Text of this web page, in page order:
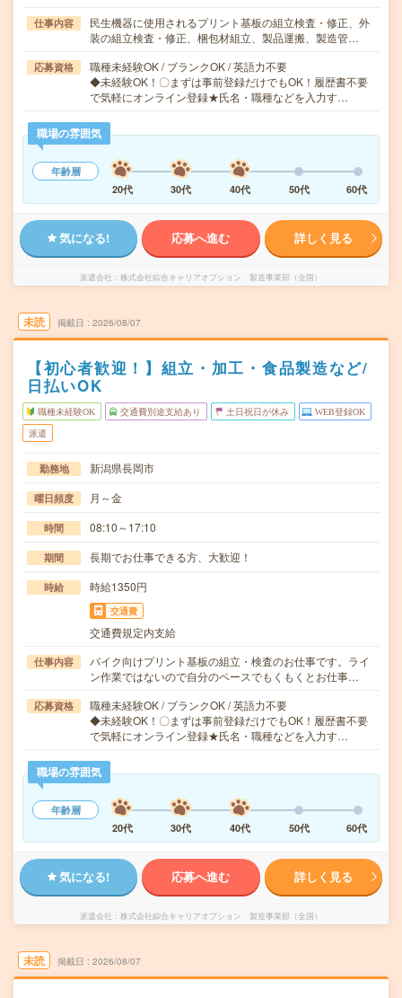
仕事内容
民生機器に使用されるプリント基板の組立検査・修正、外
装の組立検査・修正、梱包材組立、製品運搬、製造管…
応募資格
職種未経験OK / ブランクOK / 英語力不要
◆未経験OK！〇まずは事前登録だけでもOK！履歴書不要
で気軽にオンライン登録★氏名・職種などを入力す…
職場の雰囲気
年齢層
20代
30代 40代 50代 60代
気になる! 応募へ進む 詳しく見る
派遣会社 株式会社綜合キャリアオプション 製造事業部（全国）
未読 掲載日 2026/08/07
【初心者歓迎！】組立・加工・食品製造など/
日払いOK
職種未経験OK 交通費別途支給あり 土日祝日が休み WEB登録OK
派遣
勤務地 新潟県長岡市
曜日頻度 月～金
時間 08:10～17:10
期間 長期でお仕事できる方、大歓迎！
時給 時給1350円
交通費
交通費規定内支給
仕事内容
バイク向けプリント基板の組立・検査のお仕事です。ライ
ン作業ではないので自分のペースでもくもくとお仕事…
応募資格
職種未経験OK / ブランクOK / 英語力不要
◆未経験OK！〇まずは事前登録だけでもOK！履歴書不要
で気軽にオンライン登録★氏名・職種などを入力す…
職場の雰囲気
年齢層
20代
30代 40代 50代 60代
気になる! 応募へ進む 詳しく見る
派遣会社 株式会社綜合キャリアオプション 製造事業部（全国）
未読 掲載日 2026/08/07